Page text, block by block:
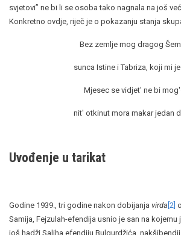
svjetovi” ne bi li se osoba tako nagnala na još
Konkretno ovdje, riječ je o pokazanju stanja
Bez zemlje mog dragog
sunca Istine i Tabriza, koji mi je
Mjesec se vidjet' ne bi
nit' otkinut mora makar jedan
Uvođenje u tarikat
Godine 1939., tri godine nakon dobijanja virda [2]
Samija, Fejzulah-efendija usnio je san na kojemu
još hadži Saliha efendiju Bulgurdžića,